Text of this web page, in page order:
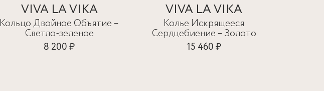
VIVA LA VIKA
Кольцо Двойное Объятие –
Светло-зеленое
8 200 ₽
VIVA LA VIKA
Колье Искрящееся
Сердцебиение – Золото
15 460 ₽